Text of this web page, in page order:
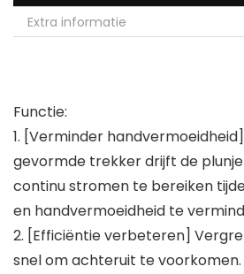
Extra informatie
Functie:
1. [Verminder
gevormde trekker drijft de
continu stromen te bereiken
en handvermoeidheid te
2. [Efficiëntie verbeteren]
snel om achteruit te voorkomen.